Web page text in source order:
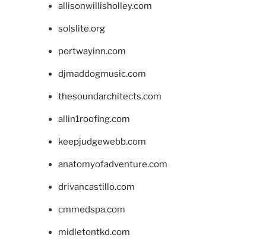
allisonwillisholley.com
solslite.org
portwayinn.com
djmaddogmusic.com
thesoundarchitects.com
allin1roofing.com
keepjudgewebb.com
anatomyofadventure.com
drivancastillo.com
cmmedspa.com
midletontkd.com